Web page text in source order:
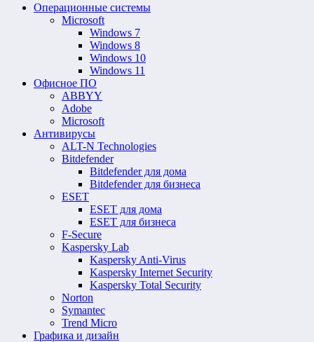
Операционные системы
Microsoft
Windows 7
Windows 8
Windows 10
Windows 11
Офисное ПО
ABBYY
Adobe
Microsoft
Антивирусы
ALT-N Technologies
Bitdefender
Bitdefender для дома
Bitdefender для бизнеса
ESET
ESET для дома
ESET для бизнеса
F-Secure
Kaspersky Lab
Kaspersky Anti-Virus
Kaspersky Internet Security
Kaspersky Total Security
Norton
Symantec
Trend Micro
Графика и дизайн